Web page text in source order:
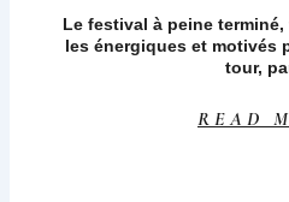
Le festival à peine
les énergiques et motivés
tour,
READ